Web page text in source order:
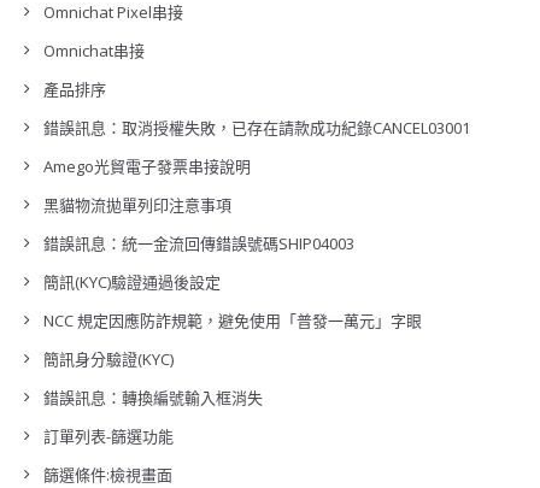
Omnichat Pixel串接
Omnichat串接
產品排序
錯誤訊息：取消授權失敗，已存在請款成功紀錄CANCEL03001
Amego光貿電子發票串接說明
黑貓物流拋單列印注意事項
錯誤訊息：統一金流回傳錯誤號碼SHIP04003
簡訊(KYC)驗證通過後設定
NCC 規定因應防詐規範，避免使用「普發一萬元」字眼
簡訊身分驗證(KYC)
錯誤訊息：轉換編號輸入框消失
訂單列表-篩選功能
篩選條件:檢視畫面